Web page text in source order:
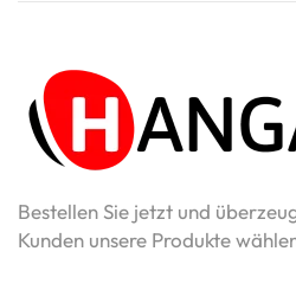
Bestellen Sie jetzt und
Kunden unsere Produkte